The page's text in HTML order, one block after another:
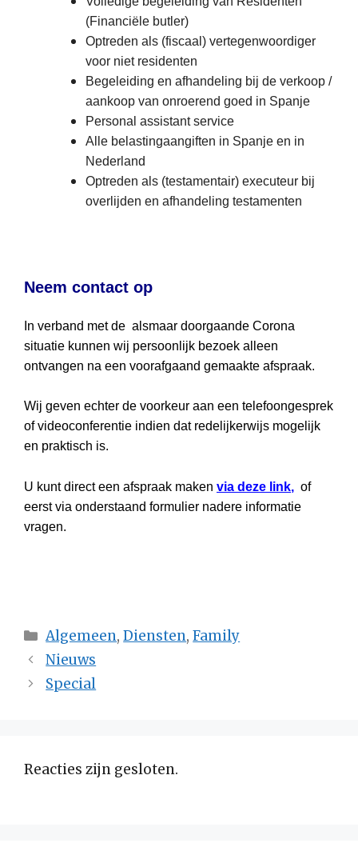
(Financiële butler)
Optreden als (fiscaal) vertegenwoordiger
voor niet residenten
Begeleiding en afhandeling bij de verkoop /
aankoop van onroerend goed in Spanje
Personal assistant service
Alle belastingaangiften in Spanje en in
Nederland
Optreden als (testamentair) executeur bij
overlijden en afhandeling testamenten
Neem contact op
In verband met de alsmaar doorgaande Corona
situatie kunnen wij persoonlijk bezoek alleen
ontvangen na een voorafgaand gemaakte afspraak.
Wij geven echter de voorkeur aan een telefoongesprek
of videoconferentie indien dat redelijkerwijs mogelijk
en praktisch is.
U kunt direct een afspraak maken via deze link, of
eerst via onderstaand formulier nadere informatie
vragen.
Categorieën
Algemeen,Diensten,Family
Nieuws
Special
Reacties zijn gesloten.